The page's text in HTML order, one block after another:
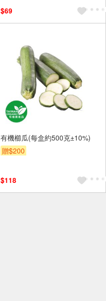
$69
有機櫛瓜(每盒約500克±10%)
贈$200
$118